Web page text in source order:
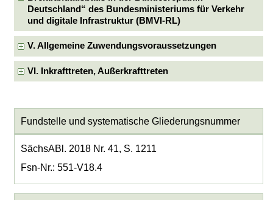
Deutschland“ des Bundesministeriums für Verkehr
und digitale Infrastruktur (BMVI-RL)
V. Allgemeine Zuwendungsvoraussetzungen
VI. Inkrafttreten, Außerkrafttreten
Fundstelle und systematische Gliederungsnummer
SächsABl. 2018 Nr. 41, S. 1211
Fsn-Nr.: 551-V18.4